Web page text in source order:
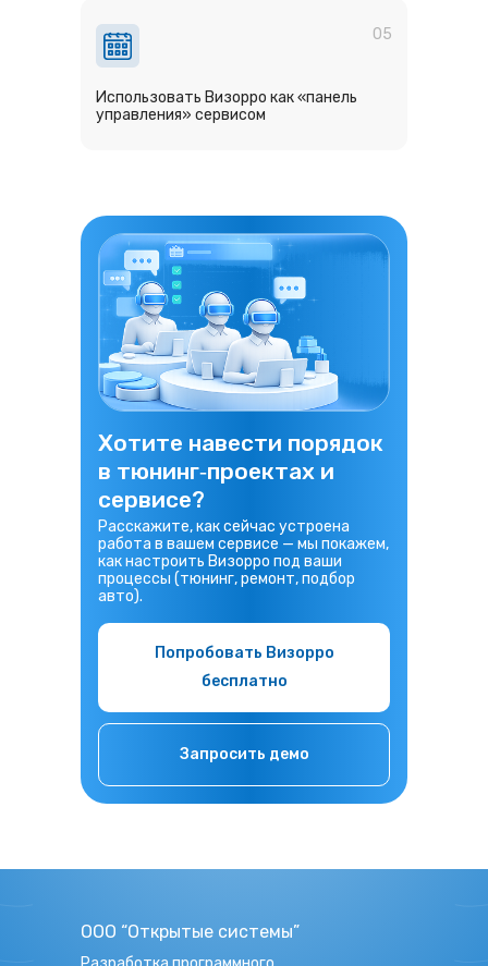
05
Использовать Визорро как «панель
управления» сервисом
Хотите навести порядок
в тюнинг‑проектах и
сервисе?
Расскажите, как сейчас устроена
работа в вашем сервисе — мы покажем,
как настроить Визорро под ваши
процессы (тюнинг, ремонт, подбор
авто).
Попробовать Визорро
бесплатно
Запросить демо
ООО “Открытые системы”